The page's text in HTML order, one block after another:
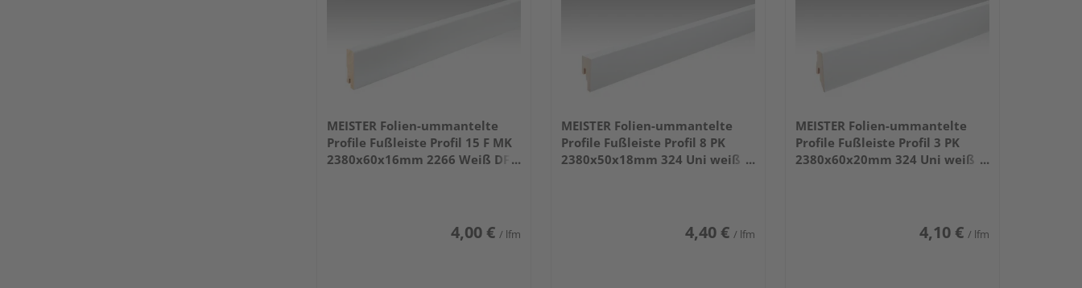
MEISTER Folien-ummantelte
Profile Fußleiste Profil 15 F MK
2380x60x16mm 2266 Weiß DF
4,00 € / lfm
MEISTER Folien-ummantelte
Profile Fußleiste Profil 8 PK
2380x50x18mm 324 Uni weiß
4,40 € / lfm
MEISTER Folien-ummantelte
Profile Fußleiste Profil 3 PK
2380x60x20mm 324 Uni weiß
4,10 € / lfm